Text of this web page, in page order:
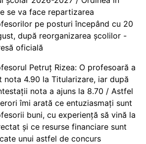
se va face repartizarea
pe posturi începând cu 20
după reorganizarea școlilor -
oficială
Petruț Rizea: O profesoară a
nota 4.90 la Titularizare, iar după
nota a ajuns la 8.70 / Astfel
îmi arată ce entuziasmați sunt
buni, cu experiență să vină la
și ce resurse financiare sunt
unui astfel de concurs